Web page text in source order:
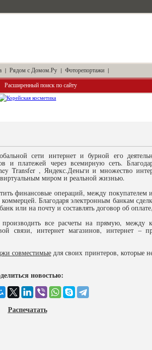
| Рядом с Домом.Ру | Фоторепортажи |
Расширенный поиск по сайту
сети интернет и бурной его
и платежей через всемирную сеть.
Transfer , Яндекс.Деньги и множество
миром и реальной жизнью.
финансовые операций, между покупателем
Благодаря электронным банкам
или на почту и составлять договор об
все расчеты на прямую, между
связи, интернет магазинов, интернет –
совместимые для своих принтеров, которые
новостью:
Распечатать